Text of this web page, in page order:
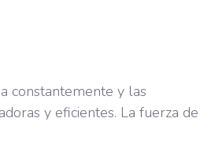
constantemente y las
y eficientes. La fuerza de